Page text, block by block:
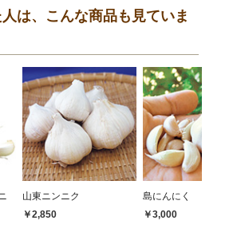
は、こんな商品も見ていま
山東ニンニク
￥2,850
島にんにく
￥3,000